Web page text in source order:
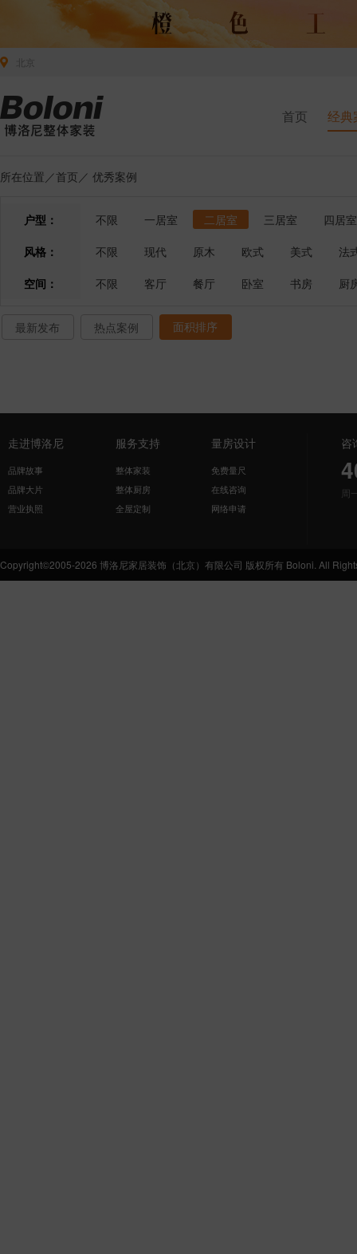
首页 经典
所在位置／首页 ／ 优秀案例
户型： 不限 一居室 二居室 三居室
四居室
风格：
不限 现代 原木 欧式 美式
法
空间：
不限 客厅 餐厅 卧室 书房 厨
最新发布 热点案例 面积排序
走进博洛尼
品牌故事
品牌大片
营业执照
服务支持
整体家装
整体厨房
全屋定制
量房设计
免费量尺
在线咨询
网络申请
咨
周
Copyright©2005-2026 博洛尼家居装饰（北京）有限公司 版权所有 Boloni. All